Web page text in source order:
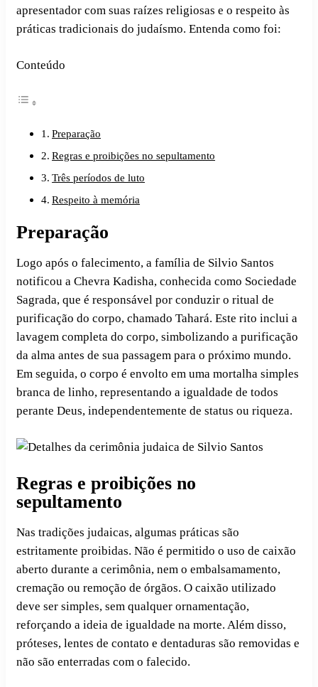
apresentador com suas raízes religiosas e o respeito às
práticas tradicionais do judaísmo. Entenda como foi:
Conteúdo
Preparação
Regras e proibições no sepultamento
Três períodos de luto
Respeito à memória
Preparação
Logo após o falecimento, a família de Silvio Santos
notificou a Chevra Kadisha, conhecida como Sociedade
Sagrada, que é responsável por conduzir o ritual de
purificação do corpo, chamado Tahará. Este rito inclui a
lavagem completa do corpo, simbolizando a purificação
da alma antes de sua passagem para o próximo mundo.
Em seguida, o corpo é envolto em uma mortalha simples
branca de linho, representando a igualdade de todos
perante Deus, independentemente de status ou riqueza.
Regras e proibições no
sepultamento
Nas tradições judaicas, algumas práticas são
estritamente proibidas. Não é permitido o uso de caixão
aberto durante a cerimônia, nem o embalsamamento,
cremação ou remoção de órgãos. O caixão utilizado
deve ser simples, sem qualquer ornamentação,
reforçando a ideia de igualdade na morte. Além disso,
próteses, lentes de contato e dentaduras são removidas e
não são enterradas com o falecido.